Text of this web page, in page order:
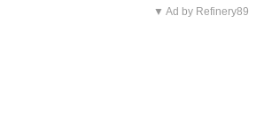
▼ Ad by Refinery89